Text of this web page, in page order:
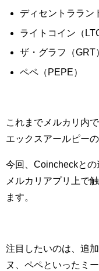
ディセントララン
ライトコイン（
ザ・グラフ（GRT
ペペ（PEPE）
これまでメルカリ内
エックスアールピー
今回、Coincheckとの
メルカリアプリ上で
ます。
注目したいのは、追
ヌ、ペペといったミ